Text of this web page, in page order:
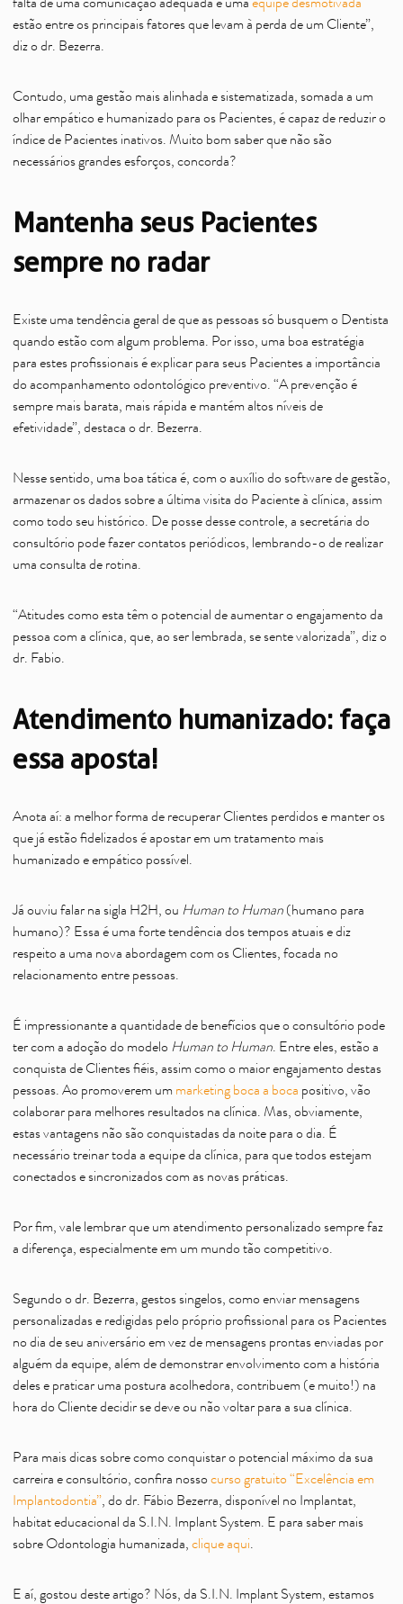
falta de uma comunicação adequada e uma equipe desmotivada
estão entre os principais fatores que levam à perda de um Cliente”,
diz o dr. Bezerra.
Contudo, uma gestão mais alinhada e sistematizada, somada a um
olhar empático e humanizado para os Pacientes, é capaz de reduzir o
índice de Pacientes inativos. Muito bom saber que não são
necessários grandes esforços, concorda?
Mantenha seus Pacientes
sempre no radar
Existe uma tendência geral de que as pessoas só busquem o Dentista
quando estão com algum problema. Por isso, uma boa estratégia
para estes profissionais é explicar para seus Pacientes a importância
do acompanhamento odontológico preventivo. “A prevenção é
sempre mais barata, mais rápida e mantém altos níveis de
efetividade”, destaca o dr. Bezerra.
Nesse sentido, uma boa tática é, com o auxílio do software de gestão,
armazenar os dados sobre a última visita do Paciente à clínica, assim
como todo seu histórico. De posse desse controle, a secretária do
consultório pode fazer contatos periódicos, lembrando-o de realizar
uma consulta de rotina.
“Atitudes como esta têm o potencial de aumentar o engajamento da
pessoa com a clínica, que, ao ser lembrada, se sente valorizada”, diz o
dr. Fabio.
Atendimento humanizado: faça
essa aposta!
Anota aí: a melhor forma de recuperar Clientes perdidos e manter os
que já estão fidelizados é apostar em um tratamento mais
humanizado e empático possível.
Já ouviu falar na sigla H2H, ou Human to Human (humano para
humano)? Essa é uma forte tendência dos tempos atuais e diz
respeito a uma nova abordagem com os Clientes, focada no
relacionamento entre pessoas.
É impressionante a quantidade de benefícios que o consultório pode
ter com a adoção do modelo Human to Human. Entre eles, estão a
conquista de Clientes fiéis, assim como o maior engajamento destas
pessoas. Ao promoverem um marketing boca a boca positivo, vão
colaborar para melhores resultados na clínica. Mas, obviamente,
estas vantagens não são conquistadas da noite para o dia. É
necessário treinar toda a equipe da clínica, para que todos estejam
conectados e sincronizados com as novas práticas.
Por fim, vale lembrar que um atendimento personalizado sempre faz
a diferença, especialmente em um mundo tão competitivo.
Segundo o dr. Bezerra, gestos singelos, como enviar mensagens
personalizadas e redigidas pelo próprio profissional para os Pacientes
no dia de seu aniversário em vez de mensagens prontas enviadas por
alguém da equipe, além de demonstrar envolvimento com a história
deles e praticar uma postura acolhedora, contribuem (e muito!) na
hora do Cliente decidir se deve ou não voltar para a sua clínica.
Para mais dicas sobre como conquistar o potencial máximo da sua
carreira e consultório, confira nosso curso gratuito “Excelência em
Implantodontia”, do dr. Fábio Bezerra, disponível no Implantat,
habitat educacional da S.I.N. Implant System. E para saber mais
sobre Odontologia humanizada, clique aqui.
E aí, gostou deste artigo? Nós, da S.I.N. Implant System, estamos